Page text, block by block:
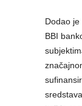
Dodao
BBI